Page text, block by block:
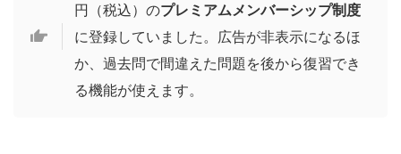
円（税込）のプレミアムメンバーシップ制度
に登録していました。広告が非表示になるほ
か、過去問で間違えた問題を後から復習でき
る機能が使えます。